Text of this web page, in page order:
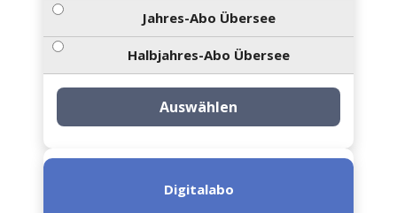
Jahres-Abo Übersee
Halbjahres-Abo Übersee
Auswählen
Digitalabo